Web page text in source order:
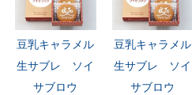
豆乳キャラメル
生サブレ ソイ
サブロウ
豆乳キャラメル
生サブレ ソイ
サブロウ